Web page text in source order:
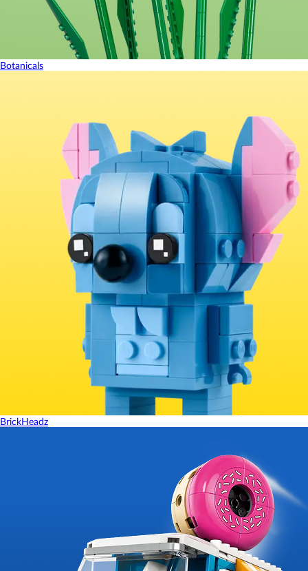
Botanicals
BrickHeadz